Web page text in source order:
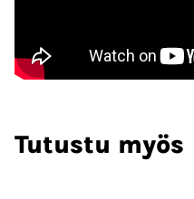
Tutustu myös